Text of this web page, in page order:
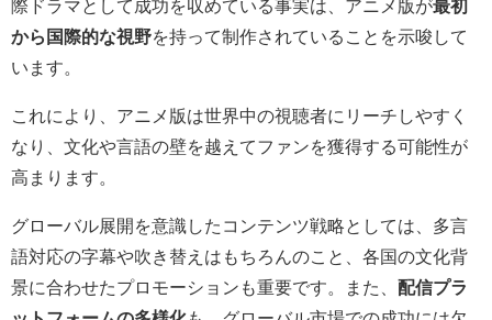
際ドラマとして成功を収めている事実は、アニメ版が最初
から国際的な視野を持って制作されていることを示唆して
います。
これにより、アニメ版は世界中の視聴者にリーチしやすく
なり、文化や言語の壁を越えてファンを獲得する可能性が
高まります。
グローバル展開を意識したコンテンツ戦略としては、多言
語対応の字幕や吹き替えはもちろんのこと、各国の文化背
景に合わせたプロモーションも重要です。また、 配信プラ